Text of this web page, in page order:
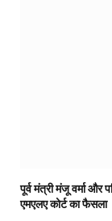
पूर्व मंत्री मंजू वर्मा
एमएलए कोर्ट का फैसला